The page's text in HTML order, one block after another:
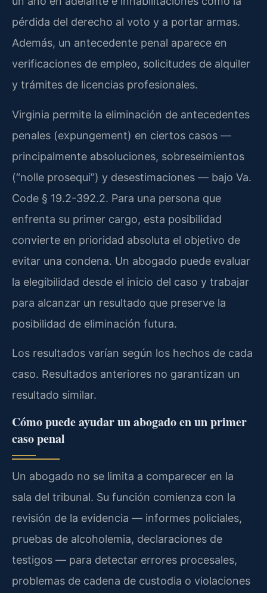
pérdida del derecho al voto y a portar armas.
Además, un antecedente penal aparece en
verificaciones de empleo, solicitudes de alquiler
y trámites de licencias profesionales.
Virginia permite la eliminación de antecedentes
penales (expungement) en ciertos casos —
principalmente absoluciones, sobreseimientos
(“nolle prosequi”) y desestimaciones — bajo Va.
Code § 19.2-392.2. Para una persona que
enfrenta su primer cargo, esta posibilidad
convierte en prioridad absoluta el objetivo de
evitar una condena. Un abogado puede evaluar
la elegibilidad desde el inicio del caso y trabajar
para alcanzar un resultado que preserve la
posibilidad de eliminación futura.
Los resultados varían según los hechos de cada
caso. Resultados anteriores no garantizan un
resultado similar.
Cómo puede ayudar un abogado en un primer
caso penal
Un abogado no se limita a comparecer en la
sala del tribunal. Su función comienza con la
revisión de la evidencia — informes policiales,
pruebas de alcoholemia, declaraciones de
testigos — para detectar errores procesales,
problemas de cadena de custodia o violaciones